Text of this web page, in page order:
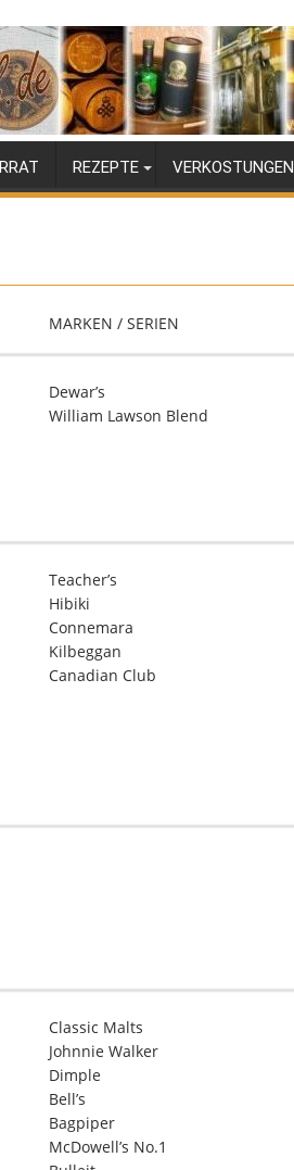
REZEPTE VERKOSTUNGEN
MARKEN / SERIEN
Dewar’s
William Lawson Blend
Teacher’s
Hibiki
Connemara
Kilbeggan
Canadian Club
Classic Malts
Johnnie Walker
Dimple
Bell’s
Bagpiper
McDowell’s No.1